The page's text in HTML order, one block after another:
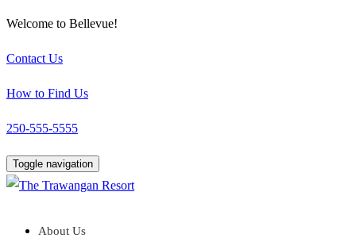
Welcome to Bellevue!
Contact Us
How to Find Us
250-555-5555
Toggle navigation
About Us